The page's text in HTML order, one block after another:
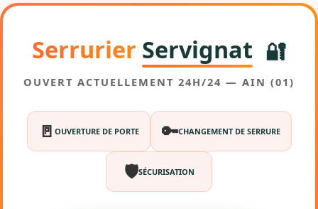
Serrurier Servignat 🔐
OUVERT ACTUELLEMENT 24H/24 — AIN (01)
🚪 OUVERTURE DE PORTE 🔑CHANGEMENT DE SERRURE
🛡️SÉCURISATION